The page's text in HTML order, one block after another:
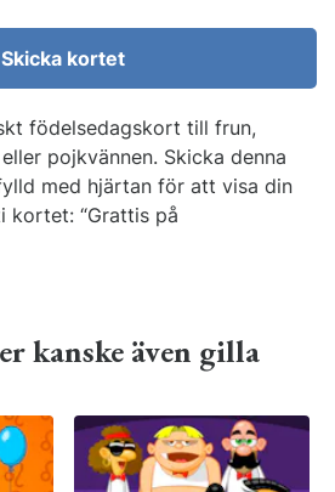
Skicka kortet
födelsedagskort till frun,
pojkvännen. Skicka denna
med hjärtan för att visa din
kortet: “Grattis på
kanske även gilla